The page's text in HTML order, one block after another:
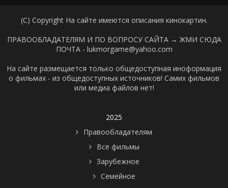
(C) Copyright На сайте имеются описания кинокартин.
ПРАВООБЛАДАТЕЛЯМ И ПО ВОПРОСУ САЙТА → ЖМИ СЮДА
ПОЧТА - lukmorgame@yahoo.com
На сайте размещается только общедоступная иноформация
о фильмах - из общедоступных источников! Самих фильмов
или медиа файлов нет!
2025
Правообладателям
Все фильмы
Зарубежное
Семейное